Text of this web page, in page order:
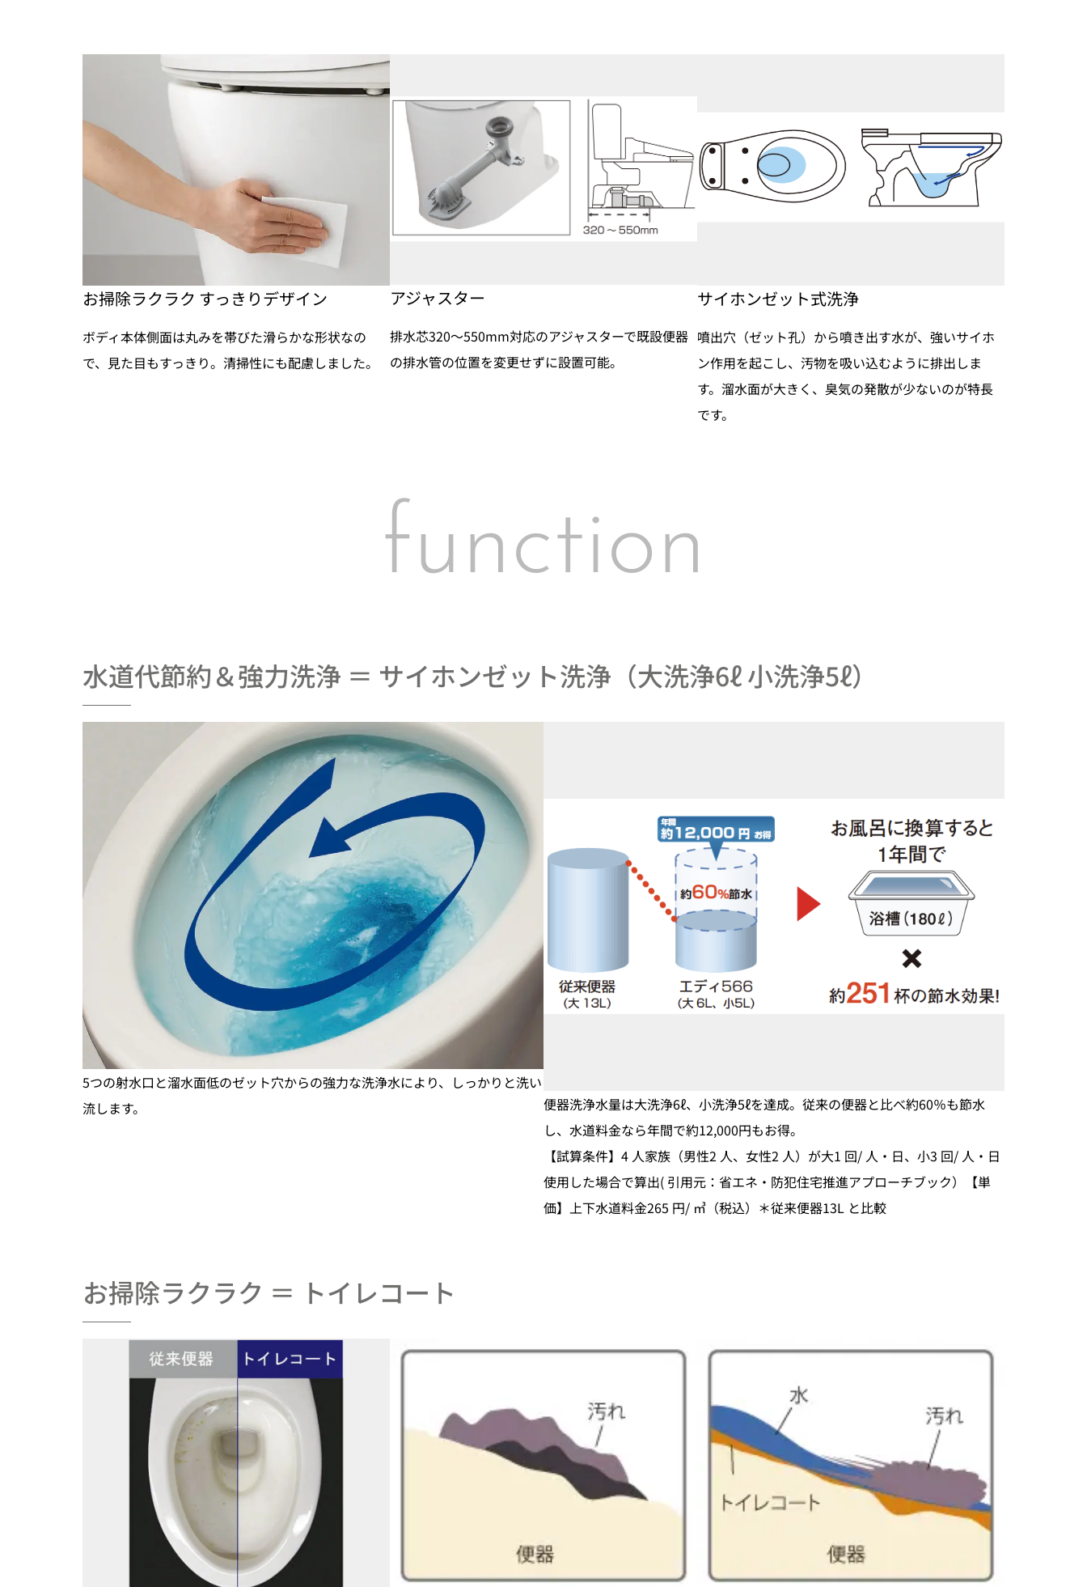
お掃除ラクラク すっきりデザイン
ボディ本体側面は丸みを帯びた滑らかな形状なの
で、見た目もすっきり。清掃性にも配慮しました。
アジャスター
排水芯320～550mm対応のアジャスターで既設便器
の排水管の位置を変更せずに設置可能。
サイホンゼット式洗浄
噴出穴（ゼット孔）から噴き出す水が、強いサイホ
ン作用を起こし、汚物を吸い込むように排出しま
す。溜水面が大きく、臭気の発散が少ないのが特長
です。
function
水道代節約＆強力洗浄 ＝ サイホンゼット洗浄（大洗浄6ℓ 小洗浄5ℓ）
5つの射水口と溜水面低のゼット穴からの強力な洗浄水により、しっかりと洗い
流します。
便器洗浄水量は大洗浄6ℓ、小洗浄5ℓを達成。従来の便器と比べ約60％も節水
し、水道料金なら年間で約12,000円もお得。
【試算条件】4 人家族（男性2 人、女性2 人）が大1 回/ 人・日、小3 回/ 人・日
使用した場合で算出( 引用元：省エネ・防犯住宅推進アプローチブック）【単
価】上下水道料金265 円/ ㎥（税込）＊従来便器13L と比較
お掃除ラクラク ＝ トイレコート